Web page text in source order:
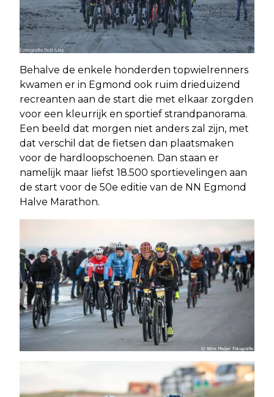
Behalve de enkele honderden topwielrenners
kwamen er in Egmond ook ruim drieduizend
recreanten aan de start die met elkaar zorgden
voor een kleurrijk en sportief strandpanorama.
Een beeld dat morgen niet anders zal zijn, met
dat verschil dat de fietsen dan plaatsmaken
voor de hardloopschoenen. Dan staan er
namelijk maar liefst 18.500 sportievelingen aan
de start voor de 50e editie van de NN Egmond
Halve Marathon.